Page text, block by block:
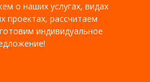
о наших услугах, видах
проектах, рассчитаем
индивидуальное